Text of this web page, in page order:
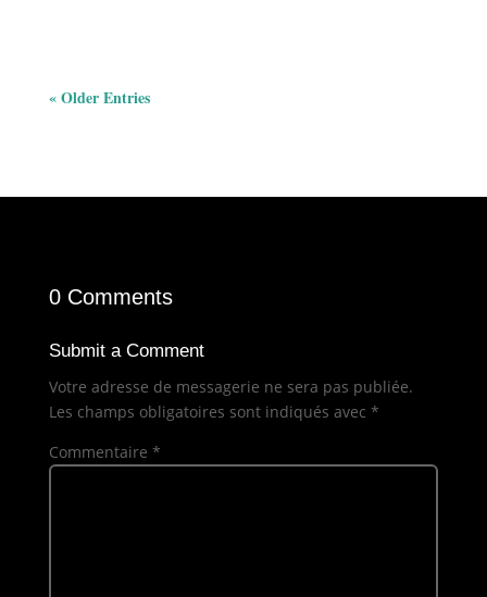
« Older Entries
0 Comments
Submit a Comment
Votre adresse de messagerie ne sera pas publiée.
Les champs obligatoires sont indiqués avec *
Commentaire *